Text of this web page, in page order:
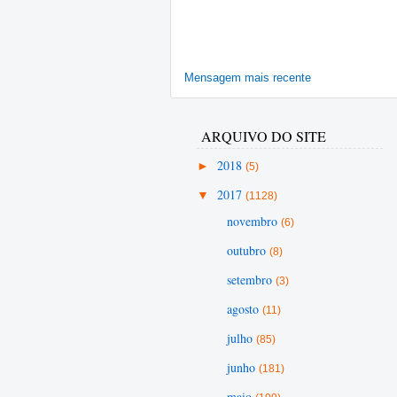
Mensagem mais recente
ARQUIVO DO SITE
► 2018 (5)
▼ 2017 (1128)
novembro (6)
outubro (8)
setembro (3)
agosto (11)
julho (85)
junho (181)